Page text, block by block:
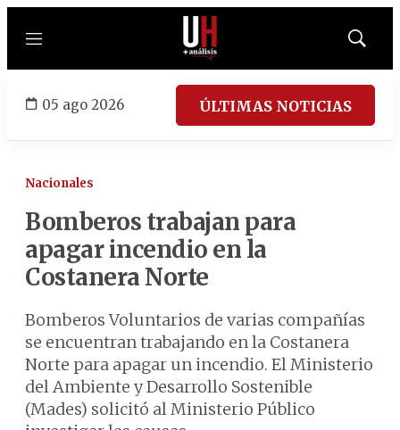
Menú
Mostrar
05 ago 2026 ÚLTIMAS NOTICIAS
Nacionales
Bomberos trabajan para
apagar incendio en la
Costanera Norte
Bomberos Voluntarios de varias compañías
se encuentran trabajando en la Costanera
Norte para apagar un incendio. El Ministerio
del Ambiente y Desarrollo Sostenible
(Mades) solicitó al Ministerio Público